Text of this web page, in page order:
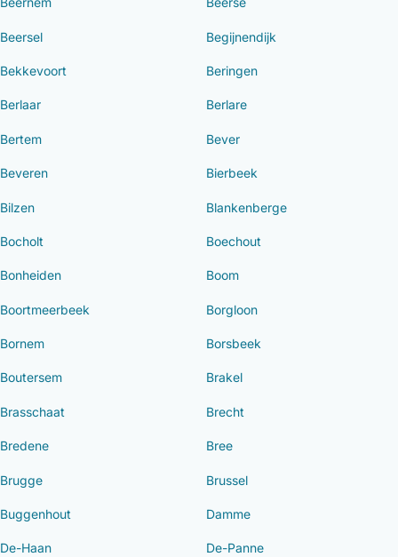
Beersel Begijnendijk
Bekkevoort Beringen
Berlaar Berlare
Bertem Bever
Beveren Bierbeek
Bilzen Blankenberge
Bocholt Boechout
Bonheiden Boom
Boortmeerbeek Borgloon
Bornem Borsbeek
Boutersem Brakel
Brasschaat Brecht
Bredene Bree
Brugge Brussel
Buggenhout Damme
De-Haan De-Panne